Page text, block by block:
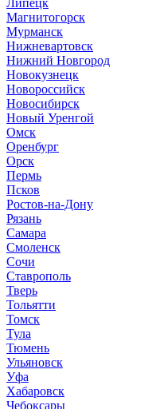
Магнитогорск
Мурманск
Нижневартовск
Нижний Новгород
Новокузнецк
Новороссийск
Новосибирск
Новый Уренгой
Омск
Оренбург
Орск
Пермь
Псков
Ростов-на-Дону
Рязань
Самара
Смоленск
Сочи
Ставрополь
Тверь
Тольятти
Томск
Тула
Тюмень
Ульяновск
Уфа
Хабаровск
Чебоксары